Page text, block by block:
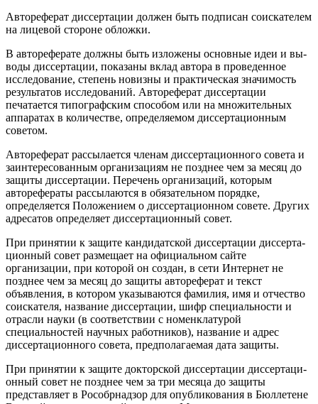
Автореферат диссертации должен быть подписан соискате­лем
на лицевой стороне обложки.
В автореферате должны быть изложены основные идеи и вы­
воды диссертации, показаны вклад автора в проведенное
иссле­дование, степень новизны и практическая значимость
результа­тов исследований. Автореферат диссертации
печатается типографским способом или на множительных
аппаратах в ко­личестве, определяемом диссертационным
советом.
Автореферат рассылается членам диссертационного совета и
заинтересованным организациям не позднее чем за месяц до
за­щиты диссертации. Перечень организаций, которым
авторефе­раты рассылаются в обязательном порядке,
определяется Поло­жением о диссертационном совете. Других
адресатов определяет диссертационный совет.
При принятии к защите кандидатской диссертации диссерта­
ционный совет размещает на официальном сайте
организации, при которой он создан, в сети Интернет не
позднее чем за ме­сяц до защиты автореферат и текст
объявления, в котором ука­зываются фамилия, имя и отчество
соискателя, название дис­сертации, шифр специальности и
отрасли науки (в соответствии с номенклатурой
специальностей научных работников), назва­ние и адрес
диссертационного совета, предполагаемая дата за­щиты.
При принятии к защите докторской диссертации диссертаци­
онный совет не позднее чем за три месяца до защиты
представ­ляет в Рособрнадзор для опубликования в Бюллетене